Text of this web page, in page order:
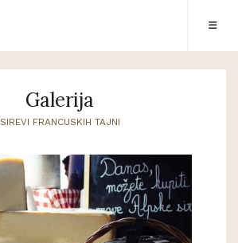
Galerija
SIREVI FRANCUSKIH TAJNI